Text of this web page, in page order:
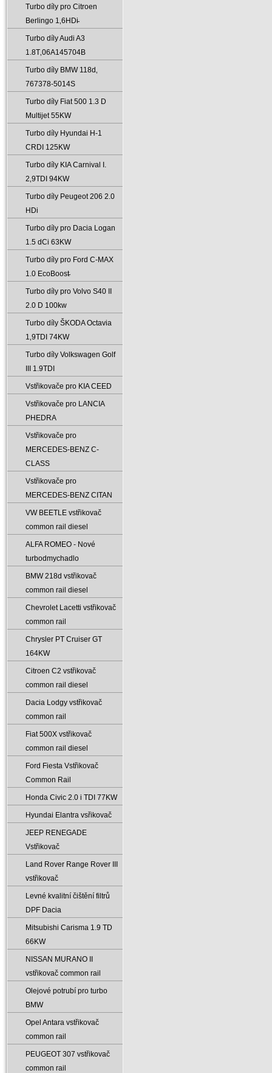
Turbo díly pro Citroen
Berlingo 1‚6HDi̵
Turbo díly Audi A3
1.8T‚06A145704B
Turbo díly BMW 118d‚
767378-5014S
Turbo díly Fiat 500 1.3 D
Multijet 55KW
Turbo díly Hyundai H-1
CRDI 125KW
Turbo díly KIA Carnival I.
2‚9TDI 94KW
Turbo díly Peugeot 206 2.0
HDi
Turbo díly pro Dacia Logan
1.5 dCi 63KW
Turbo díly pro Ford C-MAX
1.0 EcoBoost̵
Turbo díly pro Volvo S40 II
2.0 D 100kw
Turbo díly ŠKODA Octavia
1‚9TDI 74KW
Turbo díly Volkswagen Golf
III 1.9TDI
Vstřikovače pro KIA CEED
Vstřikovače pro LANCIA
PHEDRA
Vstřikovače pro
MERCEDES-BENZ C-
CLASS
Vstřikovače pro
MERCEDES-BENZ CITAN
VW BEETLE vstřikovač
common rail diesel
ALFA ROMEO - Nové
turbodmychadlo
BMW 218d vstřikovač
common rail diesel
Chevrolet Lacetti vstřikovač
common rail
Chrysler PT Cruiser GT
164KW
Citroen C2 vstřikovač
common rail diesel
Dacia Lodgy vstřikovač
common rail
Fiat 500X vstřikovač
common rail diesel
Ford Fiesta Vstřikovač
Common Rail
Honda Civic 2.0 i TDI 77KW
Hyundai Elantra vsřikovač
JEEP RENEGADE
Vstřikovač
Land Rover Range Rover III
vstřikovač
Levné kvalitní čištění filtrů
DPF Dacia
Mitsubishi Carisma 1.9 TD
66KW
NISSAN MURANO II
vstřikovač common rail
Olejové potrubí pro turbo
BMW
Opel Antara vstřikovač
common rail
PEUGEOT 307 vstřikovač
common rail